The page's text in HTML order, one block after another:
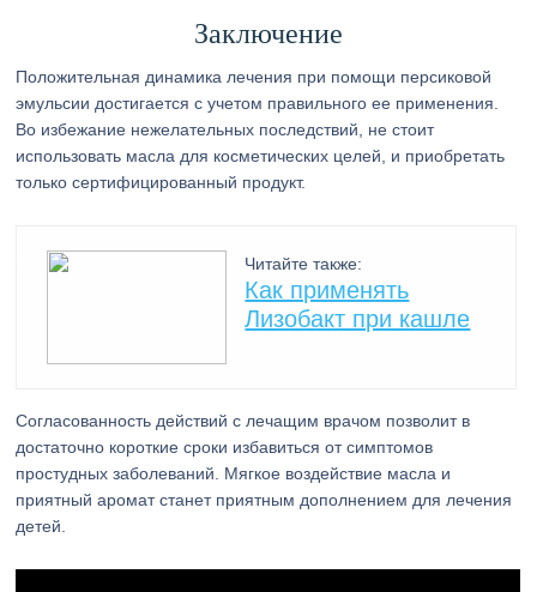
Заключение
Положительная динамика лечения при помощи персиковой
эмульсии достигается с учетом правильного ее применения.
Во избежание нежелательных последствий, не стоит
использовать масла для косметических целей, и приобретать
только сертифицированный продукт.
Читайте также:
Как применять
Лизобакт при кашле
Согласованность действий с лечащим врачом позволит в
достаточно короткие сроки избавиться от симптомов
простудных заболеваний. Мягкое воздействие масла и
приятный аромат станет приятным дополнением для лечения
детей.